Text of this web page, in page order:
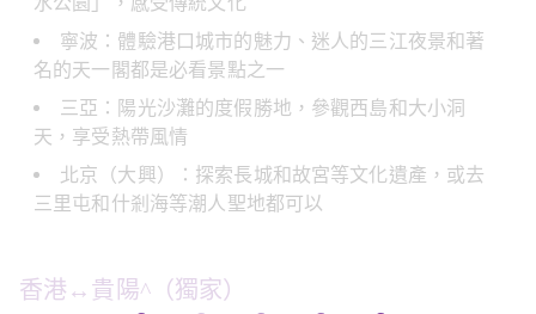
寧波：體驗港口城市的魅力、迷人的三江夜景和著
名的天一閣都是必看景點之一
三亞：陽光沙灘的度假勝地，參觀西島和大小洞
天，享受熱帶風情
北京（大興）：探索長城和故宮等文化遺產，或去
三里屯和什剎海等潮人聖地都可以
香港↔️貴陽^（獨家）